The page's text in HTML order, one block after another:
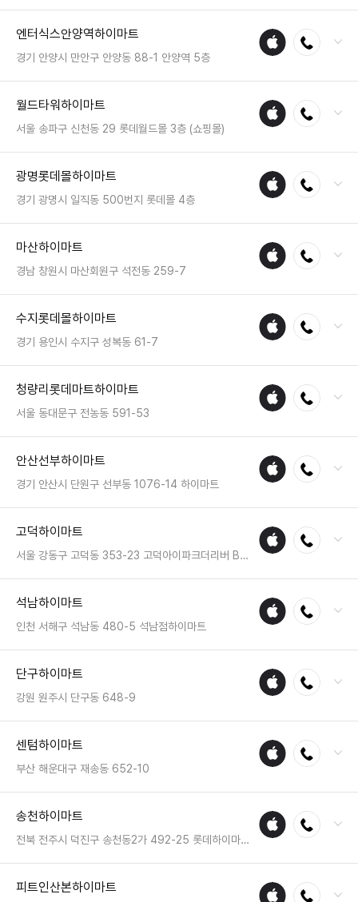
팩스 : 050-2333-1217
영업시간 : 금일 10:00~22:00
엔터식스안양역하이마트
경기 안양시 만안구 안양동 88-1 안양역 5층
애플
수리
전화연결
팩스 : 05023331566
영업시간 : 금일 10:30~22:00
월드타워하이마트
서울 송파구 신천동 29 롯데월드몰 3층 (쇼핑몰)
애플
수리
전화연결
팩스 : 050-2333-1360
영업시간 : 금일 10:30~22:00
광명롯데몰하이마트
경기 광명시 일직동 500번지 롯데몰 4층
애플
수리
전화연결
팩스 : 050-2333-1369
영업시간 : 금일 11:00~21:00
마산하이마트
경남 창원시 마산회원구 석전동 259-7
애플
수리
전화연결
팩스 : 050-2222-1803
영업시간 : 금일 10:30~20:30
수지롯데몰하이마트
경기 용인시 수지구 성복동 61-7
애플
수리
전화연결
팩스 : 05023331468
영업시간 : 금일 10:30~21:00
청량리롯데마트하이마트
서울 동대문구 전농동 591-53
애플
수리
전화연결
팩스 : 05023331214
영업시간 : 금일 10:00~22:00
안산선부하이마트
경기 안산시 단원구 선부동 1076-14 하이마트
애플
수리
전화연결
팩스 : 050-2222-0974
영업시간 : 금일 10:30~20:30
고덕하이마트
서울 강동구 고덕동 353-23 고덕아이파크더리버 B1층
애플
수리
전화연결
팩스 : 05023331519
영업시간 : 금일 10:30~21:00
석남하이마트
인천 서해구 석남동 480-5 석남점하이마트
애플
수리
전화연결
팩스 : 050-2222-0958
영업시간 : 금일 10:30~20:30
단구하이마트
강원 원주시 단구동 648-9
애플
수리
전화연결
팩스 : 050-2222-1146
영업시간 : 금일 10:30~20:30
센텀하이마트
부산 해운대구 재송동 652-10
애플
수리
전화연결
팩스 : 050-2222-1748
영업시간 : 금일 10:30~20:30
송천하이마트
전북 전주시 덕진구 송천동2가 492-25 롯데하이마트 송천점
애플
수리
전화연결
팩스 : 050-2222-1497
피트인산본하이마트
애플
전화연결